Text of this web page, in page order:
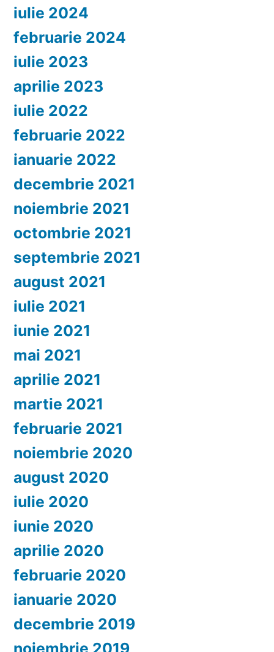
iulie 2024
februarie 2024
iulie 2023
aprilie 2023
iulie 2022
februarie 2022
ianuarie 2022
decembrie 2021
noiembrie 2021
octombrie 2021
septembrie 2021
august 2021
iulie 2021
iunie 2021
mai 2021
aprilie 2021
martie 2021
februarie 2021
noiembrie 2020
august 2020
iulie 2020
iunie 2020
aprilie 2020
februarie 2020
ianuarie 2020
decembrie 2019